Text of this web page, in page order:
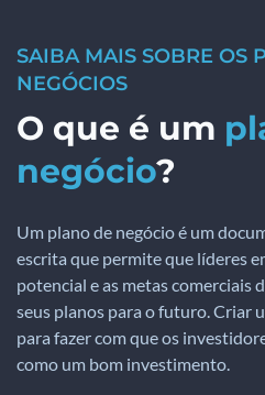
SAIBA MAIS SOBRE OS
NEGÓCIOS
O que é um
negócio?
Um plano de negócio é um
escrita que permite que líderes
potencial e as metas comerciais
seus planos para o futuro. Criar
para fazer com que os
como um bom investimento.